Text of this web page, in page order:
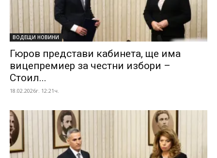
ВОДЕЩИ НОВИНИ
Гюров представи кабинета, ще има
вицепремиер за честни избори –
Стоил...
18.02.2026г. 12:21ч.